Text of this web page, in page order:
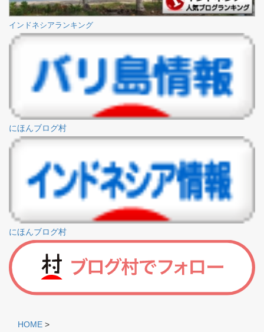
インドネシアランキング
にほんブログ村
にほんブログ村
HOME >